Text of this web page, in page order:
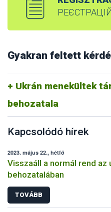
Gyakran feltett
Ukrán menekültek
behozatala
Kapcsolódó hírek
2023. május 22., hétfő
Visszaáll a normál rend az
behozatalában
TOVÁBB